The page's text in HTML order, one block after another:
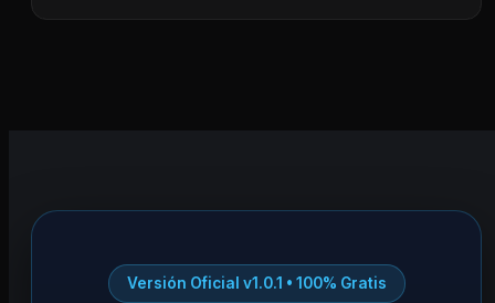
Versión Oficial v1.0.1 • 100% Gratis